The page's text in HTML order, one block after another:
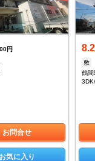
円
お問合せ
お気に入り
8.2
敷
鶴間